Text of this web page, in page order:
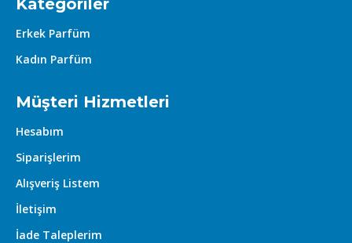
Kategoriler
Erkek Parfüm
Kadın Parfüm
Müşteri Hizmetleri
Hesabım
Siparişlerim
Alışveriş Listem
İletişim
İade Taleplerim